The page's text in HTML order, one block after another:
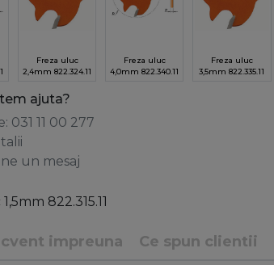
Freza uluc
2,4mm 822.324.11
Freza uluc
4,0mm 822.340.11
Freza uluc
3,5mm 822.335.11
ajuta?
031 11 00 277
un mesaj
822.315.11
impreuna Ce spun clientii